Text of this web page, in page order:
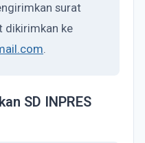
surat
dikirimkan ke
.
SD INPRES